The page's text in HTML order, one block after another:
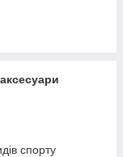
спорту